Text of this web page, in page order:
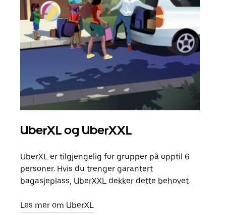
UberXL og UberXXL
UberXL er tilgjengelig for grupper på opptil 6
personer. Hvis du trenger garantert
bagasjeplass, UberXXL dekker dette behovet.
Les mer om UberXL